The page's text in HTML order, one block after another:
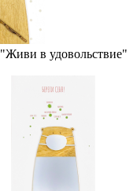
в удовольствие"